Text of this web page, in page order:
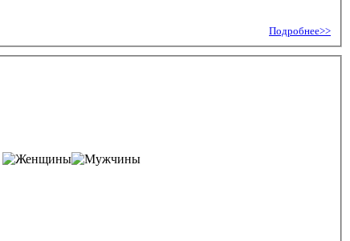
Подробнее>>